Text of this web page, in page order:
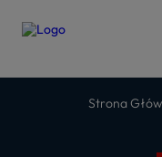
Strona